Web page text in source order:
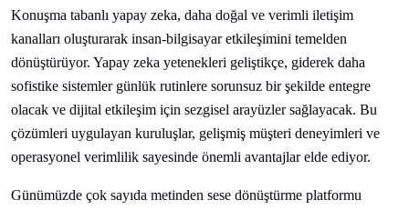
Konuşma tabanlı yapay zeka, daha doğal ve verimli iletişim
kanalları oluşturarak insan-bilgisayar etkileşimini temelden
dönüştürüyor. Yapay zeka yetenekleri geliştikçe, giderek daha
sofistike sistemler günlük rutinlere sorunsuz bir şekilde entegre
olacak ve dijital etkileşim için sezgisel arayüzler sağlayacak. Bu
çözümleri uygulayan kuruluşlar, gelişmiş müşteri deneyimleri ve
operasyonel verimlilik sayesinde önemli avantajlar elde ediyor.
Günümüzde çok sayıda metinden sese dönüştürme platformu